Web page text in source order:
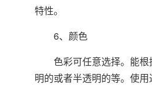
特性。
6、颜色
色彩可任意选择。能根
明的或者半透明的等。使